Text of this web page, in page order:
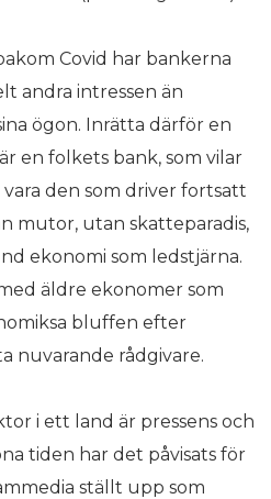
Covid har bankerna
andra intressen än
ögon. Inrätta därför en
en folkets bank, som vilar
den som driver fortsatt
mutor, utan skatteparadis,
ekonomi som ledstjärna.
äldre ekonomer som
bluffen efter
nuvarande rådgivare.
i ett land är pressens och
tiden har det påvisats för
ställt upp som